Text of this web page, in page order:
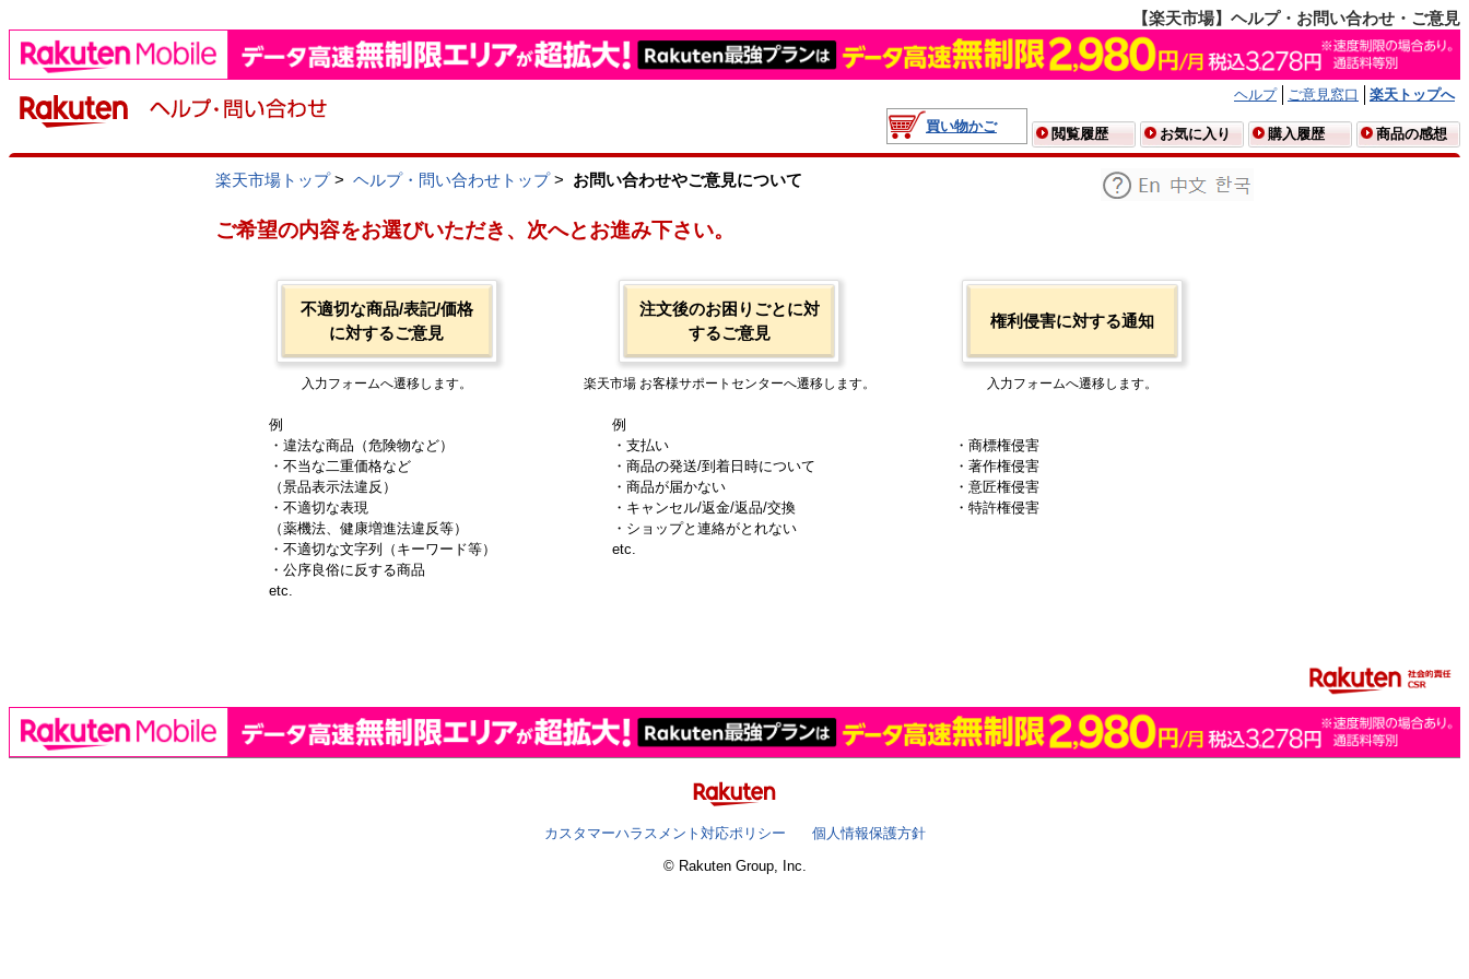
【楽天市場】ヘルプ・お問い合わせ・ご意見
ヘルプ ご意見窓口
楽天トップへ
買い物かご
閲覧履歴 お気に入り 購入履歴 商品の感想
楽天市場トップ> ヘルプ・問い合わせトップ> お問い合わせやご意見について
ご希望の内容をお選びいただき、次へとお進み下さい。
不適切な商品/表記/価格
に対するご意見
入力フォームへ遷移します。
例
・違法な商品（危険物など）
・不当な二重価格など
（景品表示法違反）
・不適切な表現
（薬機法、健康増進法違反等）
・不適切な文字列（キーワード等）
・公序良俗に反する商品
etc.
注文後のお困りごとに対
するご意見
楽天市場 お客様サポートセンターへ遷移します。
例
・支払い
・商品の発送/到着日時について
・商品が届かない
・キャンセル/返金/返品/交換
・ショップと連絡がとれない
etc.
権利侵害に対する通知
入力フォームへ遷移します。
・商標権侵害
・著作権侵害
・意匠権侵害
・特許権侵害
カスタマーハラスメント対応ポリシー
個人情報保護方針
© Rakuten Group, Inc.